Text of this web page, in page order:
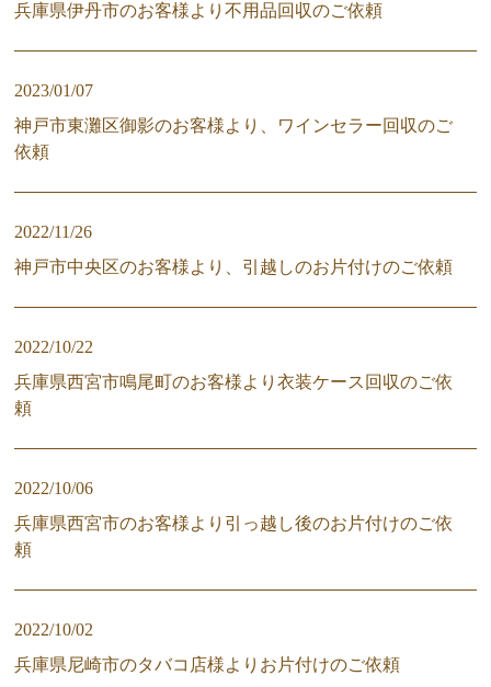
兵庫県伊丹市のお客様より不用品回収のご依頼
2023/01/07
神戸市東灘区御影のお客様より、ワインセラー回収のご
依頼
2022/11/26
神戸市中央区のお客様より、引越しのお片付けのご依頼
2022/10/22
兵庫県西宮市鳴尾町のお客様より衣装ケース回収のご依
頼
2022/10/06
兵庫県西宮市のお客様より引っ越し後のお片付けのご依
頼
2022/10/02
兵庫県尼崎市のタバコ店様よりお片付けのご依頼